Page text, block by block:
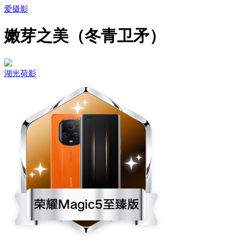
爱摄影
嫩芽之美（冬青卫矛）
湖光荷影